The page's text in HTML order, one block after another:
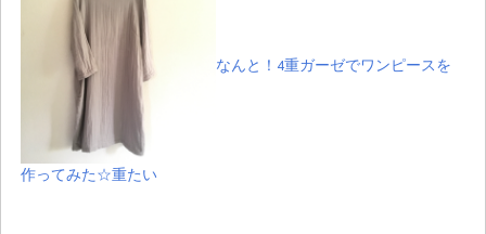
なんと！4重ガーゼでワンピースを
作ってみた☆重たい